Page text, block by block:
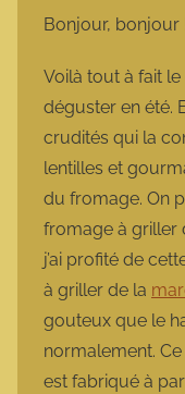
Bonjour, bonjour
Voilà tout à fait le
déguster en été.
crudités qui la
lentilles et
du fromage. On
fromage à griller
j’ai profité de
à griller de la
gouteux que le
normalement. Ce
est fabriqué à